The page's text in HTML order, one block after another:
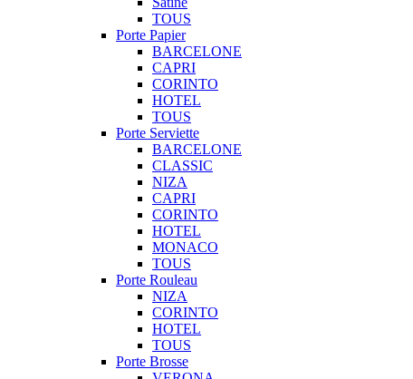
TOUS
Porte Papier
BARCELONE
CAPRI
CORINTO
HOTEL
TOUS
Porte Serviette
BARCELONE
CLASSIC
NIZA
CAPRI
CORINTO
HOTEL
MONACO
TOUS
Porte Rouleau
NIZA
CORINTO
HOTEL
TOUS
Porte Brosse